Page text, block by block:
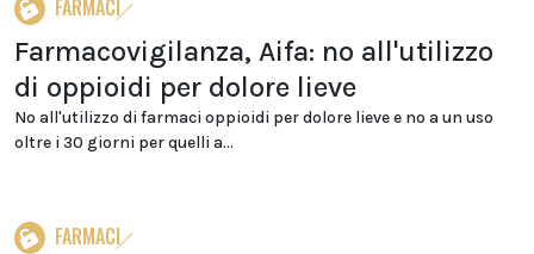
FARMACI
Farmacovigilanza, Aifa: no all'utilizzo
di oppioidi per dolore lieve
No all'utilizzo di farmaci oppioidi per dolore lieve e no a un uso
oltre i 30 giorni per quelli a...
FARMACI